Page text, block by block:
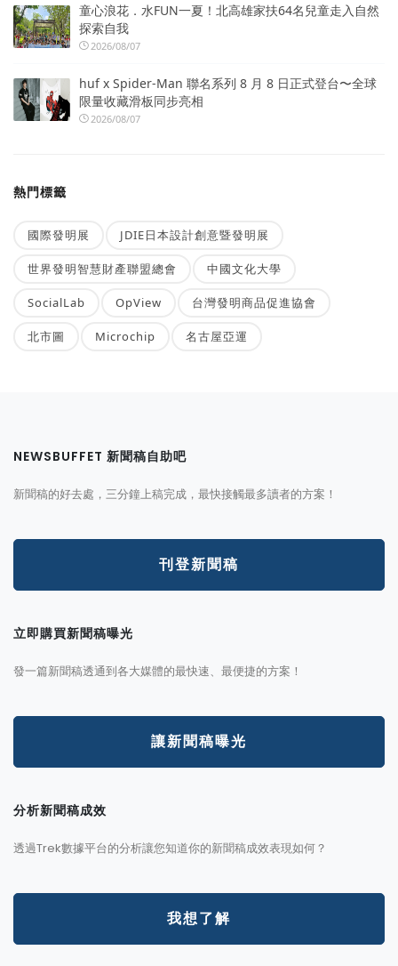
童心浪花．水FUN一夏！北高雄家扶64名兒童走入自然
探索自我
2026/08/07
huf x Spider-Man 聯名系列 8 月 8 日正式登台〜全球
限量收藏滑板同步亮相
2026/08/07
熱門標籤
國際發明展 JDIE日本設計創意暨發明展
世界發明智慧財產聯盟總會 中國文化大學
SocialLab OpView 台灣發明商品促進協會
北市圖 Microchip 名古屋亞運
NEWSBUFFET 新聞稿自助吧
新聞稿的好去處，三分鐘上稿完成，最快接觸最多讀者的方案！
刊登新聞稿
立即購買新聞稿曝光
發一篇新聞稿透通到各大媒體的最快速、最便捷的方案！
讓新聞稿曝光
分析新聞稿成效
透過Trek數據平台的分析讓您知道你的新聞稿成效表現如何？
我想了解